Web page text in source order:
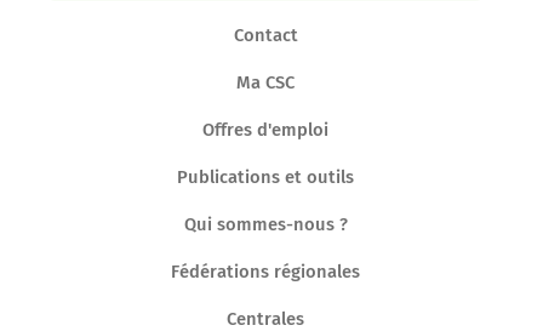
Contact
Ma CSC
Offres d'emploi
Publications et outils
Qui sommes-nous ?
Fédérations régionales
Centrales